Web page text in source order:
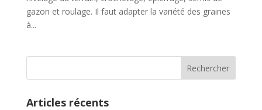
gazon et roulage. Il faut adapter la variété des graines
à...
Articles récents